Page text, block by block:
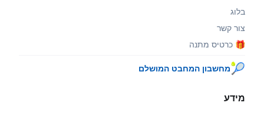
בלוג
צור קשר
🎁 כרטיס מתנה
🎾מחשבון המחבט המושלם
מידע